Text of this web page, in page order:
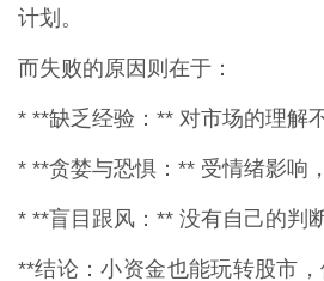
计划。
而失败的原因则在于：
* **缺乏经验：** 对市场的理解
* **贪婪与恐惧：** 受情绪影响
* **盲目跟风：** 没有自己的判
**结论：小资金也能玩转股市